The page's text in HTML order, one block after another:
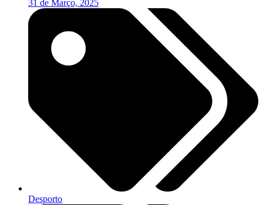
31 de Março, 2025
Desporto